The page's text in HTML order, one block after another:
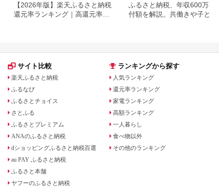
【2026年版】楽天ふるさと納税
還元率ランキング｜高還元率返
ふるさと納税、年収600万の
付額を解説。共働きや子ども
サイト比較
楽天ふるさと納税
ふるなび
ふるさとチョイス
さとふる
ふるさとプレミアム
ANAのふるさと納税
dショッピングふるさと納税百選
au PAY ふるさと納税
ふるさと本舗
ヤフーのふるさと納税
ランキングから探す
人気ランキング
還元率ランキング
家電ランキング
高額ランキング
一人暮らし
食べ物以外
その他のランキング